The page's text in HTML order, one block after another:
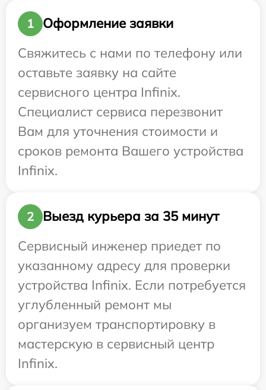
1
Оформление заявки
Свяжитесь с нами по телефону или
оставьте заявку на сайте
сервисного центра Infinix.
Специалист сервиса перезвонит
Вам для уточнения стоимости и
сроков ремонта Вашего устройства
Infinix.
2
Выезд курьера за 35 минут
Сервисный инженер приедет по
указанному адресу для проверки
устройства Infinix. Если потребуется
углубленный ремонт мы
организуем транспортировку в
мастерскую в сервисный центр
Infinix.